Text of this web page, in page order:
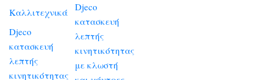
Καλλιτεχνικά
Djeco
κατασκευή
λεπτής
κινητικότητας
Djeco
κατασκευή
λεπτής
κινητικότητας
με κλωστή